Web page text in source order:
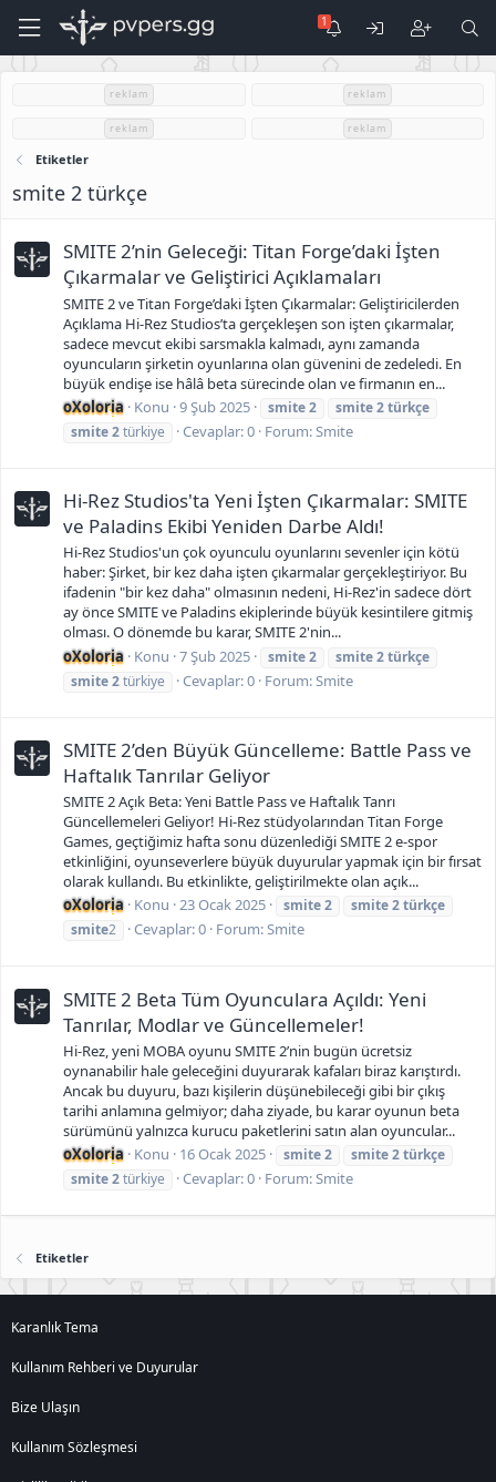
reklam reklam
reklam reklam
Etiketler
smite 2 türkçe
SMITE 2’nin Geleceği: Titan Forge’daki İşten
Çıkarmalar ve Geliştirici Açıklamaları
SMITE 2 ve Titan Forge’daki İşten Çıkarmalar: Geliştiricilerden
Açıklama Hi-Rez Studios’ta gerçekleşen son işten çıkarmalar,
sadece mevcut ekibi sarsmakla kalmadı, aynı zamanda
oyuncuların şirketin oyunlarına olan güvenini de zedeledi. En
büyük endişe ise hâlâ beta sürecinde olan ve firmanın en...
oXoloria Konu 9 Şub 2025 smite2 smite2türkçe
smite2türkiye Cevaplar: 0 Forum:Smite
Hi-Rez Studios'ta Yeni İşten Çıkarmalar: SMITE
ve Paladins Ekibi Yeniden Darbe Aldı!
Hi-Rez Studios'un çok oyunculu oyunlarını sevenler için kötü
haber: Şirket, bir kez daha işten çıkarmalar gerçekleştiriyor. Bu
ifadenin "bir kez daha" olmasının nedeni, Hi-Rez'in sadece dört
ay önce SMITE ve Paladins ekiplerinde büyük kesintilere gitmiş
olması. O dönemde bu karar, SMITE 2'nin...
oXoloria Konu 7 Şub 2025 smite2 smite2türkçe
smite2türkiye Cevaplar: 0 Forum:Smite
SMITE 2’den Büyük Güncelleme: Battle Pass ve
Haftalık Tanrılar Geliyor
SMITE 2 Açık Beta: Yeni Battle Pass ve Haftalık Tanrı
Güncellemeleri Geliyor! Hi-Rez stüdyolarından Titan Forge
Games, geçtiğimiz hafta sonu düzenlediği SMITE 2 e-spor
etkinliğini, oyunseverlere büyük duyurular yapmak için bir fırsat
olarak kullandı. Bu etkinlikte, geliştirilmekte olan açık...
oXoloria Konu 23 Ocak 2025 smite2 smite2türkçe
smite2 Cevaplar: 0 Forum:Smite
SMITE 2 Beta Tüm Oyunculara Açıldı: Yeni
Tanrılar, Modlar ve Güncellemeler!
Hi-Rez, yeni MOBA oyunu SMITE 2’nin bugün ücretsiz
oynanabilir hale geleceğini duyurarak kafaları biraz karıştırdı.
Ancak bu duyuru, bazı kişilerin düşünebileceği gibi bir çıkış
tarihi anlamına gelmiyor; daha ziyade, bu karar oyunun beta
sürümünü yalnızca kurucu paketlerini satın alan oyuncular...
oXoloria Konu 16 Ocak 2025 smite2 smite2türkçe
smite2türkiye Cevaplar: 0 Forum:Smite
Etiketler
Karanlık Tema
Kullanım Rehberi ve Duyurular
Bize Ulaşın
Kullanım Sözleşmesi